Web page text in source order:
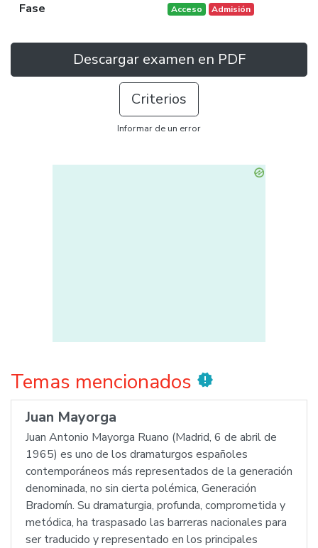
Fase Acceso Admisión
Descargar examen en PDF
Criterios
Informar de un error
Temas mencionados new_releases
Juan Mayorga
Juan Antonio Mayorga Ruano (Madrid, 6 de abril de
1965) es uno de los dramaturgos españoles
contemporáneos más representados de la generación
denominada, no sin cierta polémica, Generación
Bradomín. Su dramaturgia, profunda, comprometida y
metódica, ha traspasado las barreras nacionales para
ser traducido y representado en los principales